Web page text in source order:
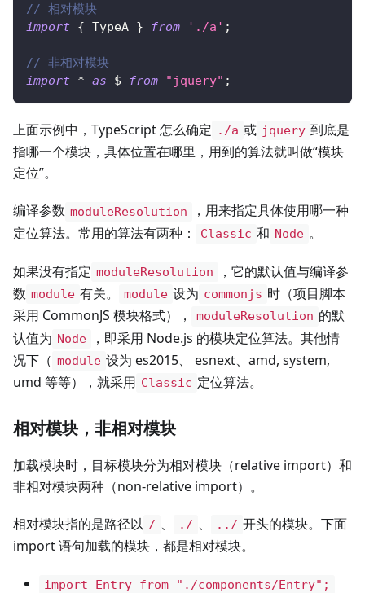
// 相对模块
import { TypeA } from './a' ;
// 非相对模块
import * as $ from "jquery" ;
上面示例中，TypeScript 怎么确定 ./a 或 jquery 到底是
指哪一个模块，具体位置在哪里，用到的算法就叫做“模块
定位”。
编译参数 moduleResolution
，用来指定具体使用哪一种
定位算法。常用的算法有两种：
Classic 和 Node 。
如果没有指定 moduleResolution
，它的默认值与编译参
数 module 有关。 module 设为 commonjs 时（项目脚本
采用 CommonJS 模块格式），
moduleResolution 的默
认值为 Node
，即采用 Node.js 的模块定位算法。其他情
况下（ module 设为 es2015、 esnext、amd, system,
umd 等等），就采用 Classic 定位算法。
相对模块，非相对模块
加载模块时，目标模块分为相对模块（relative import）和
非相对模块两种（non-relative import）。
相对模块指的是路径以 / 、 ./ 、 ../ 开头的模块。下面
import 语句加载的模块，都是相对模块。
import Entry from "./components/Entry";